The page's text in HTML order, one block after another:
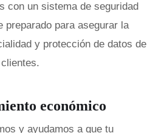
con un sistema de seguridad
preparado para asegurar la
y protección de datos de
económico
y ayudamos a que tu